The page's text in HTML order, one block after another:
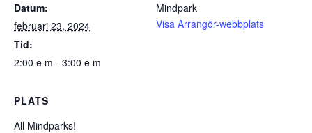
Datum:
februari 23, 2024
Tid:
2:00 e m - 3:00 e m
Mindpark
Visa Arrangör-webbplats
PLATS
All Mindparks!